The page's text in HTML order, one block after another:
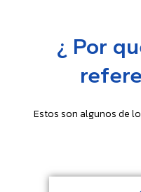
¿ Por
Estos son algunos de